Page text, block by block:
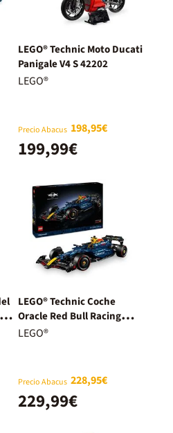
LEGO® Technic Moto Ducati
Panigale V4 S 42202
LEGO®
Precio Abacus 198,95€
199,99€
LEGO® Technic Coche
Oracle Red Bull Racing
RB20 F1 42206
LEGO®
Precio Abacus 228,95€
229,99€